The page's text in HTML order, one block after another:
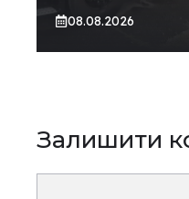
08.08.2026
Залишити